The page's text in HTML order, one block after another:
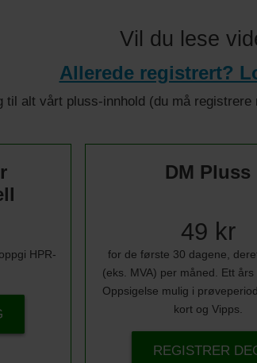
Vil du lese
Allerede registrert?
til alt vårt pluss-innhold (du må
HPR-
DM Pluss
49 kr
for de første 30 dagene,
(eks. MVA) per måned. Ett års
Oppsigelse mulig i
kort og Vipps.
REGISTRER